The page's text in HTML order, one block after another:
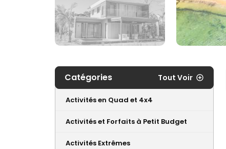
Catégories Tout Voir
Activités en Quad et 4x4
Activités et Forfaits à Petit Budget
Activités Extrêmes